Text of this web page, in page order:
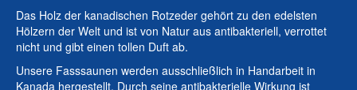
Das Holz der kanadischen Rotzeder gehört zu den edelsten
Hölzern der Welt und ist von Natur aus antibakteriell, verrottet
nicht und gibt einen tollen Duft ab.
Unsere Fasssaunen werden ausschließlich in Handarbeit in
Kanada hergestellt. Durch seine antibakterielle Wirkung ist